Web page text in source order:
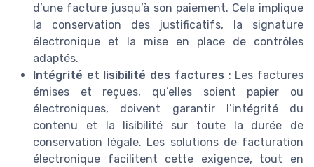
d’une facture jusqu’à son paiement. Cela implique
la conservation des justificatifs, la signature
électronique et la mise en place de contrôles
adaptés.
Intégrité et lisibilité des factures : Les factures
émises et reçues, qu’elles soient papier ou
électroniques, doivent garantir l’intégrité du
contenu et la lisibilité sur toute la durée de
conservation légale. Les solutions de facturation
électronique facilitent cette exigence, tout en